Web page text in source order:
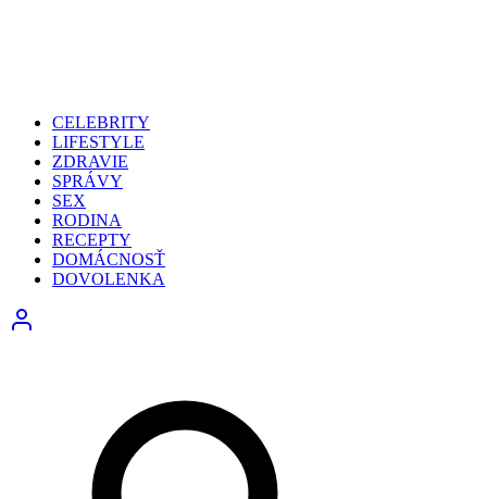
CELEBRITY
LIFESTYLE
ZDRAVIE
SPRÁVY
SEX
RODINA
RECEPTY
DOMÁCNOSŤ
DOVOLENKA